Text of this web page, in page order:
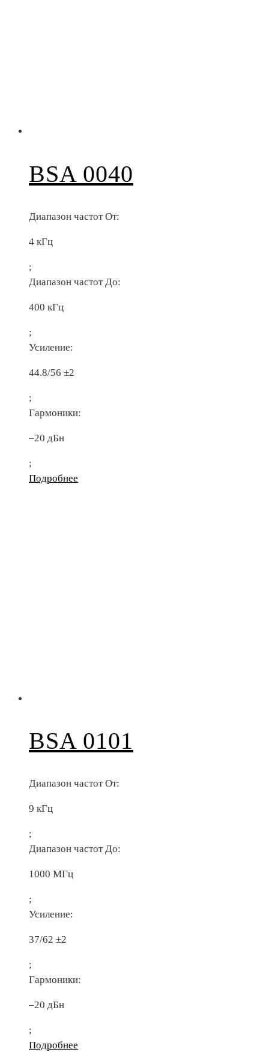
BSA 0040
Диапазон частот От:
4 кГц
;
Диапазон частот До:
400 кГц
;
Усиление:
44.8/56 ±2
;
Гармоники:
–20 дБн
;
Подробнее
BSA 0101
Диапазон частот От:
9 кГц
;
Диапазон частот До:
1000 МГц
;
Усиление:
37/62 ±2
;
Гармоники:
–20 дБн
;
Подробнее